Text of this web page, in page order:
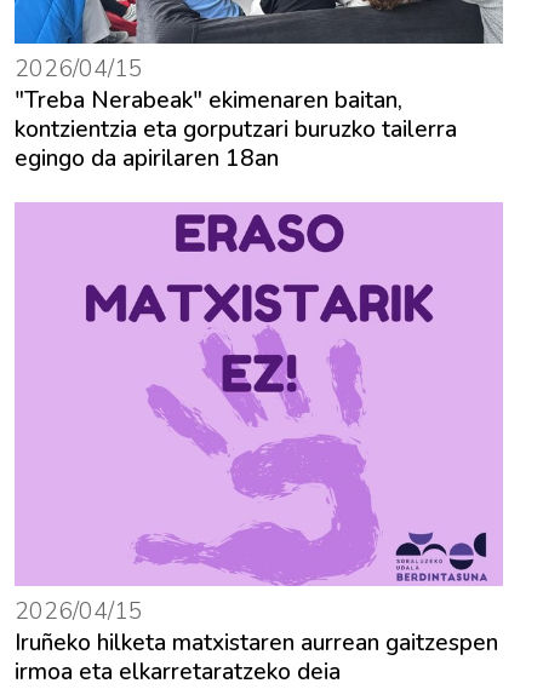
2026/04/15
"Treba Nerabeak" ekimenaren baitan,
kontzientzia eta gorputzari buruzko tailerra
egingo da apirilaren 18an
2026/04/15
Iruñeko hilketa matxistaren aurrean gaitzespen
irmoa eta elkarretaratzeko deia